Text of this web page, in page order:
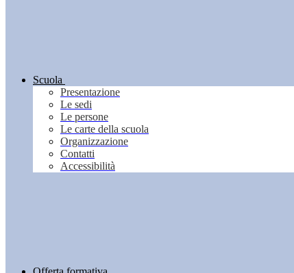
Scuola
Presentazione
Le sedi
Le persone
Le carte della scuola
Organizzazione
Contatti
Accessibilità